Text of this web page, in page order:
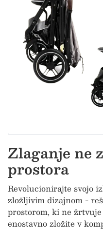
Zlaganje ne
prostora
Revolucionirajte svojo
zložljivim dizajnom -
prostorom, ki ne
enostavno zložite v